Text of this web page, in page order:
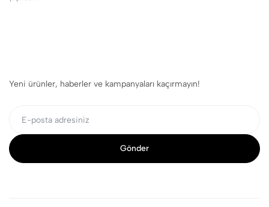
Yeni ürünler, haberler ve kampanyaları kaçırmayın!
Gönder